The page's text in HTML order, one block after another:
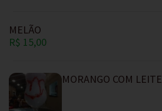
MELÃO
R$ 15,00
MORANGO COM LEITE